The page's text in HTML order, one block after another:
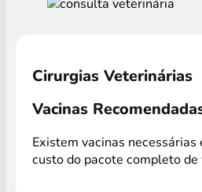
Cirurgias Veterinárias
Vacinas
Existem vacinas
custo do pacote completo